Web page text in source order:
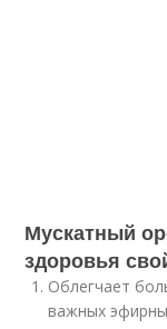
Мускатный
здоровья
Облегчает
важных